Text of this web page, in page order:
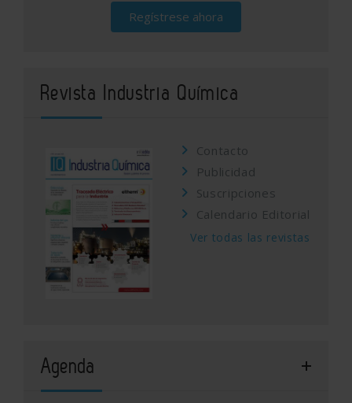
Regístrese ahora
Revista Industria Química
Contacto
Publicidad
Suscripciones
Calendario Editorial
Ver todas las revistas
Agenda